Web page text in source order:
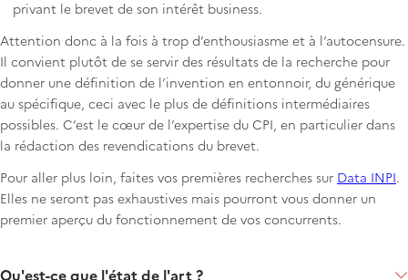
privant le brevet de son intérêt business.
Attention donc à la fois à trop d’enthousiasme et à l’autocensure.
Il convient plutôt de se servir des résultats de la recherche pour
donner une définition de l’invention en entonnoir, du générique
au spécifique, ceci avec le plus de définitions intermédiaires
possibles. C’est le cœur de l’expertise du CPI, en particulier dans
la rédaction des revendications du brevet.
Pour aller plus loin, faites vos premières recherches sur Data INPI.
Elles ne seront pas exhaustives mais pourront vous donner un
premier aperçu du fonctionnement de vos concurrents.
Items
Qu'est-ce que l'état de l'art ?